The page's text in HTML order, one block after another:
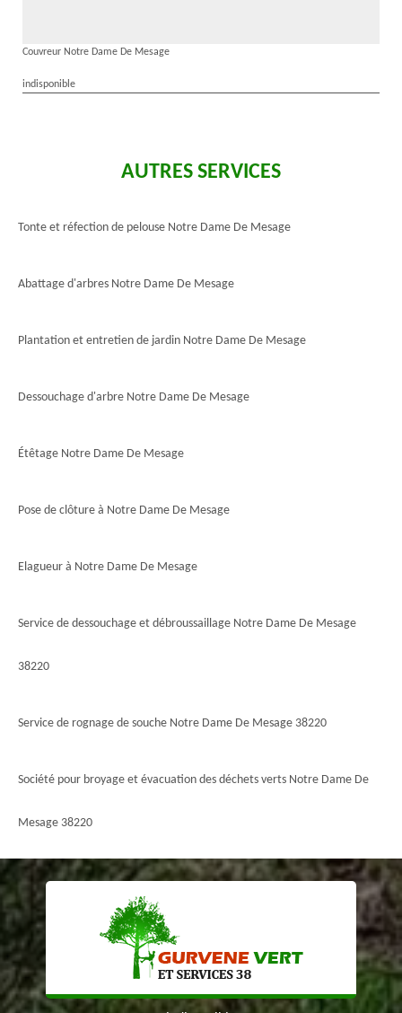
Couvreur Notre Dame De Mesage
indisponible
AUTRES SERVICES
Tonte et réfection de pelouse Notre Dame De Mesage
Abattage d'arbres Notre Dame De Mesage
Plantation et entretien de jardin Notre Dame De Mesage
Dessouchage d'arbre Notre Dame De Mesage
Étêtage Notre Dame De Mesage
Pose de clôture à Notre Dame De Mesage
Elagueur à Notre Dame De Mesage
Service de dessouchage et débroussaillage Notre Dame De Mesage
38220
Service de rognage de souche Notre Dame De Mesage 38220
Société pour broyage et évacuation des déchets verts Notre Dame De
Mesage 38220